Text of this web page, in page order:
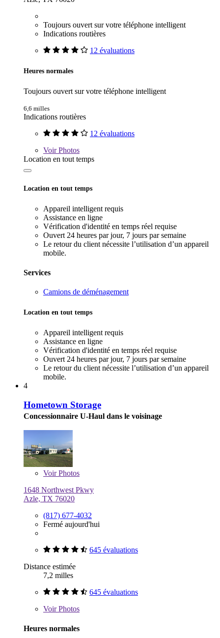
Toujours ouvert sur votre téléphone intelligent
Indications routières
12 évaluations
Heures normales
Toujours ouvert sur votre téléphone intelligent
6,6 milles
Indications routières
12 évaluations
VoirPhotos
Location en tout temps
Location en tout temps
Appareil intelligent requis
Assistance en ligne
Vérification d'identité en temps réel requise
Ouvert 24 heures par jour, 7 jours par semaine
Le retour du client nécessite l’utilisation d’un appareil
mobile.
Services
Camions de déménagement
Location en tout temps
Appareil intelligent requis
Assistance en ligne
Vérification d'identité en temps réel requise
Ouvert 24 heures par jour, 7 jours par semaine
Le retour du client nécessite l’utilisation d’un appareil
mobile.
4
Hometown Storage
Concessionnaire U-Haul dans le voisinage
VoirPhotos
1648 Northwest Pkwy
Azle, TX 76020
(817) 677-4032
Fermé aujourd'hui
645 évaluations
Distance estimée
7,2 milles
645 évaluations
VoirPhotos
Heures normales